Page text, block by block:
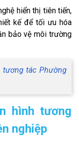
hiển thị tiên tiến,
kế để tối ưu hóa
bảo vệ môi trường
tương tác Phường
hình tương
nghiệp